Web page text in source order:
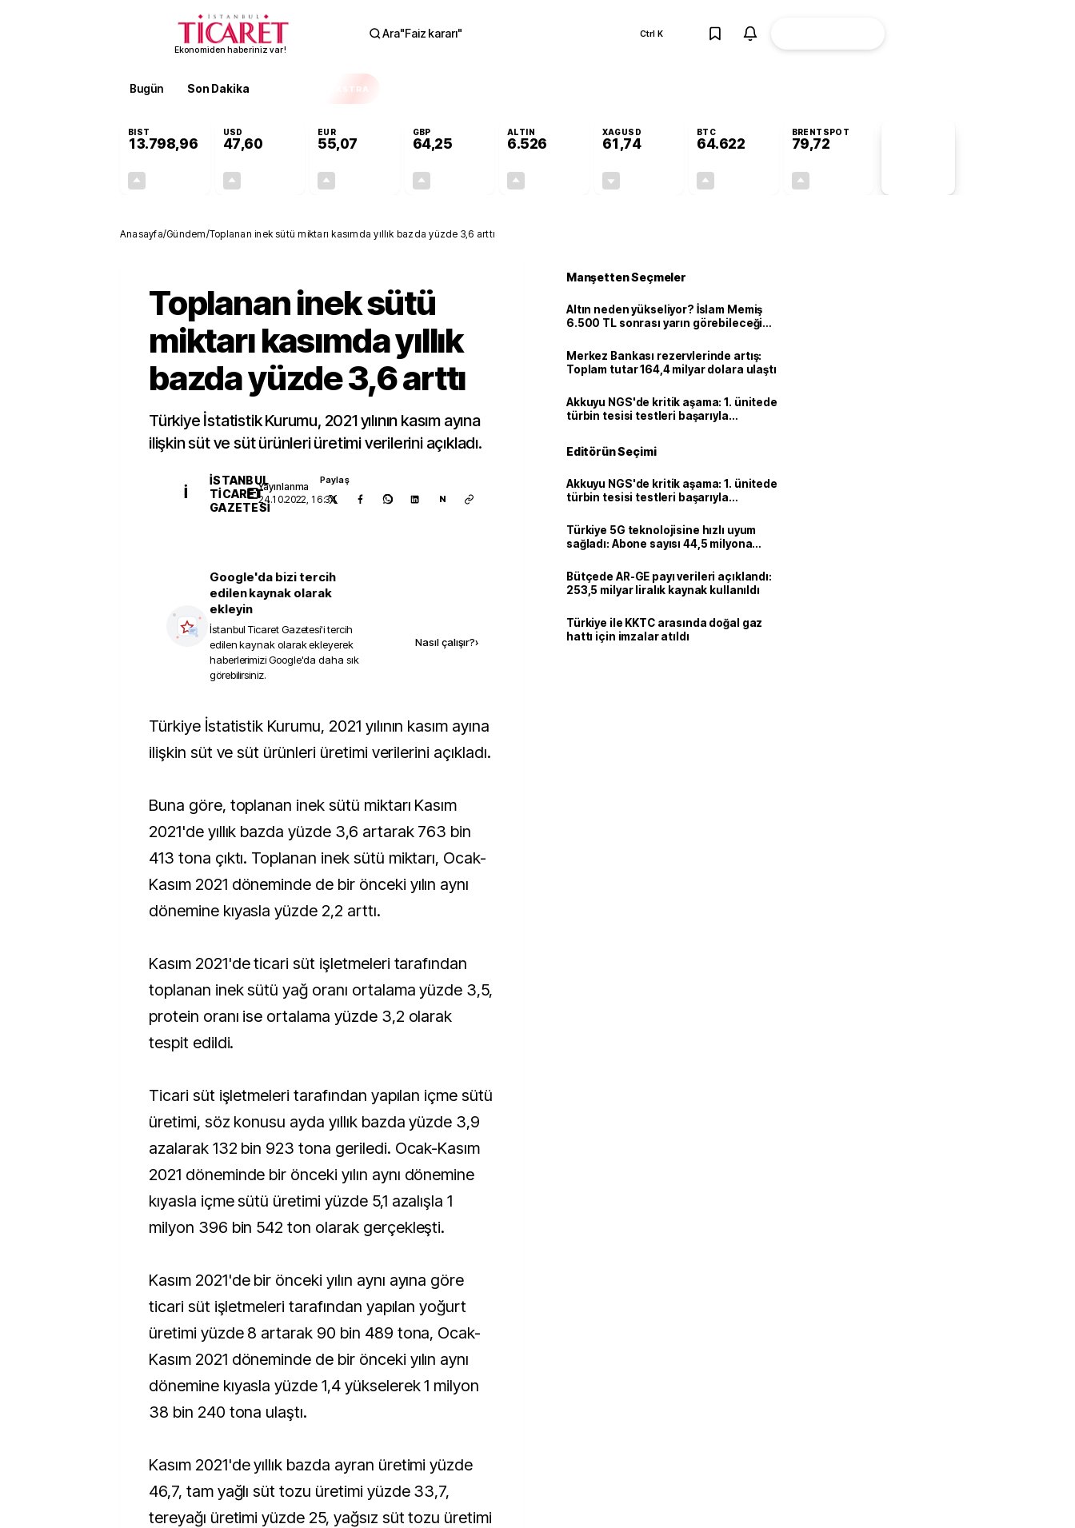
Ekonomiden haberiniz var!
Ara"Faiz kararı" Ctrl K
Bugün Son Dakika EKSTRA
BIST
13.798,96
USD
47,60
EUR
55,07
GBP
64,25
ALTIN
6.526
XAGUSD
61,74
BTC
64.622
BRENTSPOT
79,72
Anasayfa/Gündem/Toplanan inek sütü miktarı kasımda yıllık bazda yüzde 3,6 arttı
Toplanan inek sütü
miktarı kasımda yıllık
bazda yüzde 3,6 arttı
Türkiye İstatistik Kurumu, 2021 yılının kasım ayına
ilişkin süt ve süt ürünleri üretimi verilerini açıkladı.
İ
İSTANBUL
TICARET
GAZETESI
Yayınlanma
24.10.2022, 16:34
Paylaş
N
Google'da bizi tercih
edilen kaynak olarak
ekleyin
İstanbul Ticaret Gazetesi'i tercih
edilen kaynak olarak ekleyerek
haberlerimizi Google'da daha sık
görebilirsiniz.
Nasıl çalışır?›
Türkiye İstatistik Kurumu, 2021 yılının kasım ayına
ilişkin süt ve süt ürünleri üretimi verilerini açıkladı.
Buna göre, toplanan inek sütü miktarı Kasım
2021'de yıllık bazda yüzde 3,6 artarak 763 bin
413 tona çıktı. Toplanan inek sütü miktarı, Ocak-
Kasım 2021 döneminde de bir önceki yılın aynı
dönemine kıyasla yüzde 2,2 arttı.
Kasım 2021'de ticari süt işletmeleri tarafından
toplanan inek sütü yağ oranı ortalama yüzde 3,5,
protein oranı ise ortalama yüzde 3,2 olarak
tespit edildi.
Ticari süt işletmeleri tarafından yapılan içme sütü
üretimi, söz konusu ayda yıllık bazda yüzde 3,9
azalarak 132 bin 923 tona geriledi. Ocak-Kasım
2021 döneminde bir önceki yılın aynı dönemine
kıyasla içme sütü üretimi yüzde 5,1 azalışla 1
milyon 396 bin 542 ton olarak gerçekleşti.
Kasım 2021'de bir önceki yılın aynı ayına göre
ticari süt işletmeleri tarafından yapılan yoğurt
üretimi yüzde 8 artarak 90 bin 489 tona, Ocak-
Kasım 2021 döneminde de bir önceki yılın aynı
dönemine kıyasla yüzde 1,4 yükselerek 1 milyon
38 bin 240 tona ulaştı.
Kasım 2021'de yıllık bazda ayran üretimi yüzde
46,7, tam yağlı süt tozu üretimi yüzde 33,7,
tereyağı üretimi yüzde 25, yağsız süt tozu üretimi
Manşetten Seçmeler
Altın neden yükseliyor? İslam Memiş
6.500 TL sonrası yarın görebileceği
Merkez Bankası rezervlerinde artış:
Toplam tutar 164,4 milyar dolara ulaştı
Akkuyu NGS'de kritik aşama: 1. ünitede
türbin tesisi testleri başarıyla
Editörün Seçimi
Akkuyu NGS'de kritik aşama: 1. ünitede
türbin tesisi testleri başarıyla
Türkiye 5G teknolojisine hızlı uyum
sağladı: Abone sayısı 44,5 milyona
Bütçede AR-GE payı verileri açıklandı:
253,5 milyar liralık kaynak kullanıldı
Türkiye ile KKTC arasında doğal gaz
hattı için imzalar atıldı